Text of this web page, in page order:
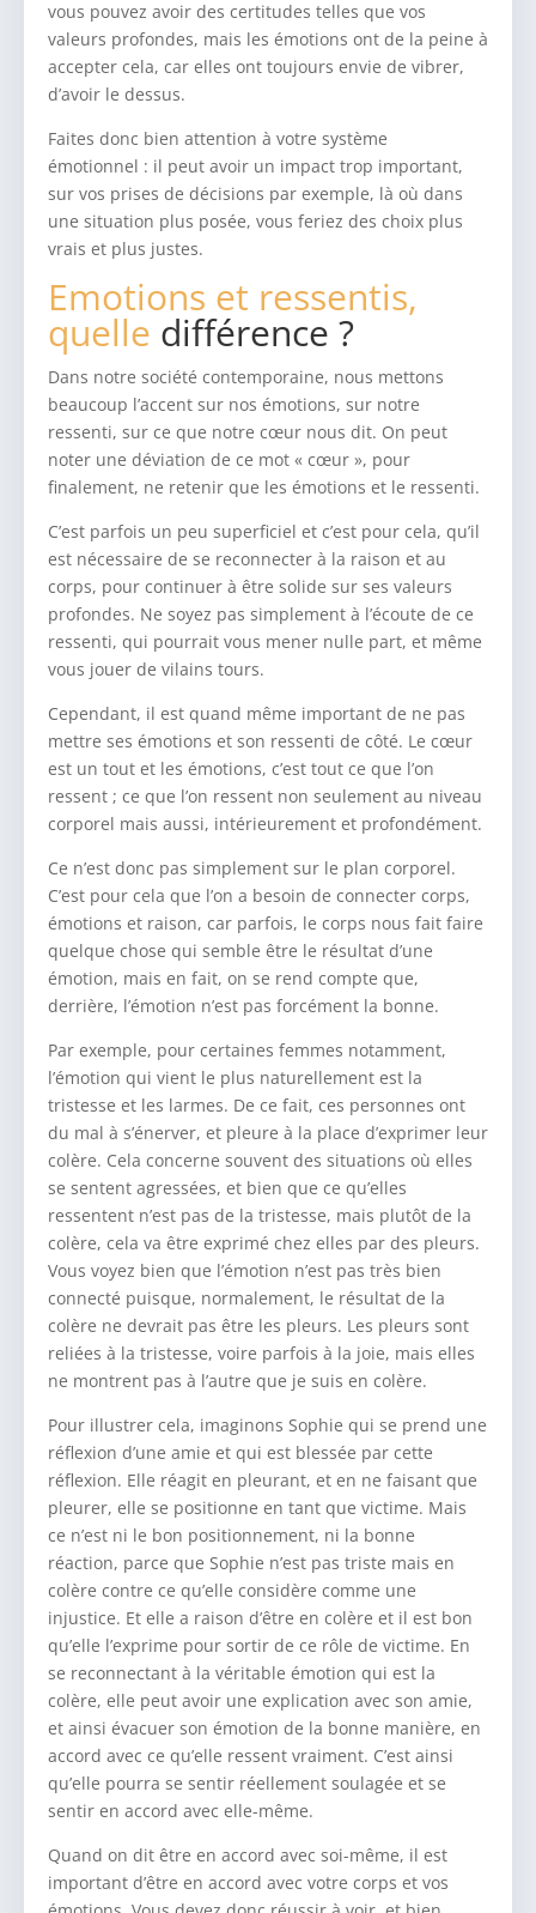
vous pouvez avoir des certitudes telles que vos
valeurs profondes, mais les émotions ont de la peine à
accepter cela, car elles ont toujours envie de vibrer,
d’avoir le dessus.
Faites donc bien attention à votre système
émotionnel : il peut avoir un impact trop important,
sur vos prises de décisions par exemple, là où dans
une situation plus posée, vous feriez des choix plus
vrais et plus justes.
Emotions et ressentis,
quelle différence ?
Dans notre société contemporaine, nous mettons
beaucoup l’accent sur nos émotions, sur notre
ressenti, sur ce que notre cœur nous dit. On peut
noter une déviation de ce mot « cœur », pour
finalement, ne retenir que les émotions et le ressenti.
C’est parfois un peu superficiel et c’est pour cela, qu’il
est nécessaire de se reconnecter à la raison et au
corps, pour continuer à être solide sur ses valeurs
profondes. Ne soyez pas simplement à l’écoute de ce
ressenti, qui pourrait vous mener nulle part, et même
vous jouer de vilains tours.
Cependant, il est quand même important de ne pas
mettre ses émotions et son ressenti de côté. Le cœur
est un tout et les émotions, c’est tout ce que l’on
ressent ; ce que l’on ressent non seulement au niveau
corporel mais aussi, intérieurement et profondément.
Ce n’est donc pas simplement sur le plan corporel.
C’est pour cela que l’on a besoin de connecter corps,
émotions et raison, car parfois, le corps nous fait faire
quelque chose qui semble être le résultat d’une
émotion, mais en fait, on se rend compte que,
derrière, l’émotion n’est pas forcément la bonne.
Par exemple, pour certaines femmes notamment,
l’émotion qui vient le plus naturellement est la
tristesse et les larmes. De ce fait, ces personnes ont
du mal à s’énerver, et pleure à la place d’exprimer leur
colère. Cela concerne souvent des situations où elles
se sentent agressées, et bien que ce qu’elles
ressentent n’est pas de la tristesse, mais plutôt de la
colère, cela va être exprimé chez elles par des pleurs.
Vous voyez bien que l’émotion n’est pas très bien
connecté puisque, normalement, le résultat de la
colère ne devrait pas être les pleurs. Les pleurs sont
reliées à la tristesse, voire parfois à la joie, mais elles
ne montrent pas à l’autre que je suis en colère.
Pour illustrer cela, imaginons Sophie qui se prend une
réflexion d’une amie et qui est blessée par cette
réflexion. Elle réagit en pleurant, et en ne faisant que
pleurer, elle se positionne en tant que victime. Mais
ce n’est ni le bon positionnement, ni la bonne
réaction, parce que Sophie n’est pas triste mais en
colère contre ce qu’elle considère comme une
injustice. Et elle a raison d’être en colère et il est bon
qu’elle l’exprime pour sortir de ce rôle de victime. En
se reconnectant à la véritable émotion qui est la
colère, elle peut avoir une explication avec son amie,
et ainsi évacuer son émotion de la bonne manière, en
accord avec ce qu’elle ressent vraiment. C’est ainsi
qu’elle pourra se sentir réellement soulagée et se
sentir en accord avec elle-même.
Quand on dit être en accord avec soi-même, il est
important d’être en accord avec votre corps et vos